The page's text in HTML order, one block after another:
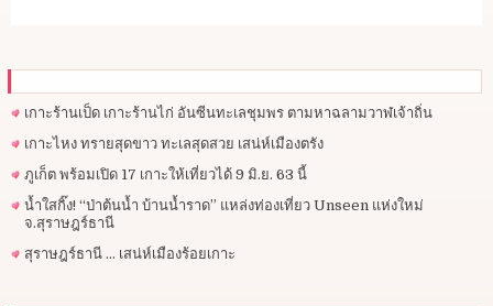
เกาะร้านเป็ด เกาะร้านไก่ อันซีนทะเลชุมพร ตามหาฉลามวาฬเจ้าถิ่น
เกาะไหง ทรายสุดขาว ทะเลสุดสวย เสน่ห์เมืองตรัง
ภูเก็ต พร้อมเปิด 17 เกาะให้เที่ยวได้ 9 มิ.ย. 63 นี้
น้ำใสกิ๊ง! “ป่าต้นน้ำ บ้านน้ำราด” แหล่งท่องเที่ยว Unseen แห่งใหม่
จ.สุราษฎร์ธานี
สุราษฎร์ธานี … เสน่ห์เมืองร้อยเกาะ